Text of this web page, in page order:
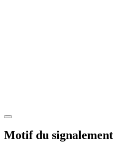
Motif du signalement